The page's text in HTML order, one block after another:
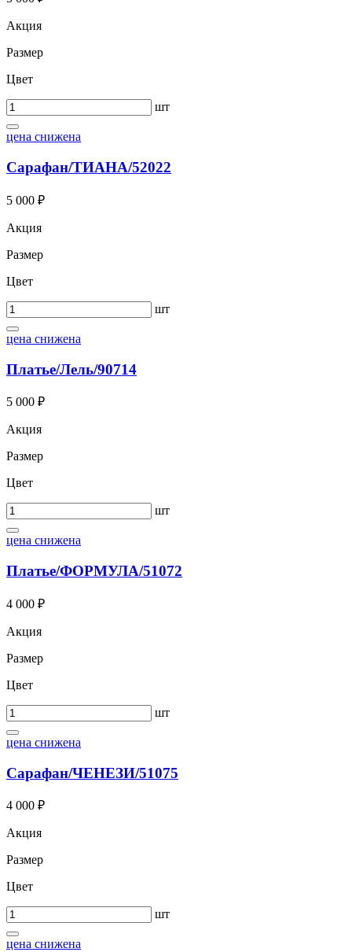
Акция
Размер
Цвет
шт
цена снижена
Сарафан/ТИАНА/52022
5 000 ₽
Акция
Размер
Цвет
шт
цена снижена
Платье/Лель/90714
5 000 ₽
Акция
Размер
Цвет
шт
цена снижена
Платье/ФОРМУЛА/51072
4 000 ₽
Акция
Размер
Цвет
шт
цена снижена
Сарафан/ЧЕНЕЗИ/51075
4 000 ₽
Акция
Размер
Цвет
шт
цена снижена